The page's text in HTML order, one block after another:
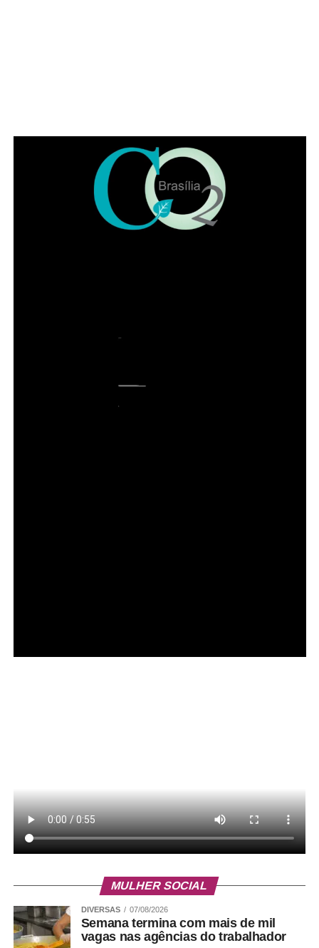
MULHER SOCIAL
DIVERSAS 07/08/2026
Semana termina com mais de mil
vagas nas agências do trabalhador